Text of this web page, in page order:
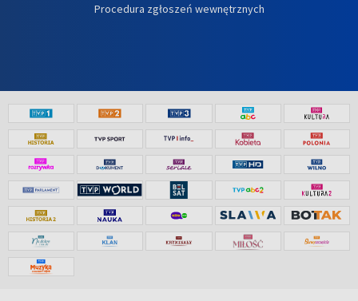
Procedura zgłoszeń wewnętrznych